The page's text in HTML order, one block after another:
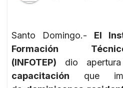
Santo Domingo.- El
Formación
(INFOTEP) dio
capacitación que